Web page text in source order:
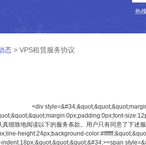
热
态 > VPS租赁服务协议
<div style=&#34;&quot;&quot;&quot;margin:0px;padding:0px;font-family:simsun;font-size:14px;line-height:24px;background-color:#ffffff;&quot;&quot;&quot;&#34;><span style=&#34;&quot;&quot;&quot;margin:0px;padding:0px;font-size:12px;&quot;&quot;&quot;&#34;> 尊敬的景安网络用户：感谢您选择郑州市景安计算机网络技术有限公司为您提供的VPS服务器 （以下统称“虚拟专用服务器”）服务。请您认真细致地阅读以下的服务条款。用户只有同意了下述服务条款才能正式进入在线虚拟专用服务器申请程序。</span></div><div style=&#34;&quot;&quot;&quot;margin:0px;padding:0px;font-family:simsun;font-size:14px;line-height:24px;background-color:#ffffff;&quot;&quot;&quot;&#34;></div><div style=&#34;&quot;&quot;&quot;margin:0px;padding:0px;font-family:simsun;font-size:14px;line-height:24px;background-color:#ffffff;text-indent:18px;&quot;&quot;&quot;&#34;><span style=&#34;&quot;&quot;&quot;margin:0px;padding:0px;font-size:12px;&quot;&quot;&quot;&#34;>本条款由景安互联网数据中心 (以下简称乙方)与向乙方申请服务的用户(以下简称甲方)签订。</span></div><div style=&#34;&quot;&quot;&quot;margin:0px;padding:0px;font-family:simsun;font-size:14px;line-height:24px;background-color:#ffffff;text-indent:18px;&quot;&quot;&quot;&#34;></div><div style=&#34;&quot;&quot;&quot;margin:0px;padding:0px;font-family:simsun;font-size:14px;line-height:24px;background-color:#ffffff;&quot;&quot;&quot;&#34;><strong style=&#34;&quot;&quot;&quot;margin:0px;padding:0px;&quot;&quot;&quot;&#34;><span style=&#34;&quot;&quot;&quot;margin:0px;padding:0px;font-size:12px;&quot;&quot;&quot;&#34;>第一条 合同项目与定义</span></strong></div><div style=&#34;&quot;&quot;&quot;margin:0px;padding:0px;font-family:simsun;font-size:14px;line-height:24px;background-color:#ffffff;&quot;&quot;&quot;&#34;> </div><div style=&#34;&quot;&quot;&quot;margin:0cm&quot;&quot;&#34;><span style=&#34;&quot;&quot;&quot;margin:0px;padding:0px;font-size:12px;&quot;&quot;&quot;&#34;>1-1<span style=&#34;&quot;&quot;&quot;margin:0px;padding:0px;font-size:9px;line-height:normal;font-family:&#39;times&quot;&quot;&#34;> &nbsp; &nbsp;</span></span><span style=&#34;&quot;&quot;&quot;margin:0px;padding:0px;font-size:12px;&quot;&quot;&quot;&#34;>服务器租赁是指将甲方租赁乙方的服务器置于乙方网络环境，从而为Internet 上的用户提供信息服务。</span></div><div style=&#34;&quot;&quot;&quot;margin:0cm&quot;&quot;&#34;></div><div style=&#34;&quot;&quot;&quot;margin:0cm&quot;&quot;&#34;><span style=&#34;&quot;&quot;&quot;margin:0px;padding:0px;font-size:12px;&quot;&quot;&quot;&#34;>1-2<span style=&#34;&quot;&quot;&quot;margin:0px;padding:0px;font-size:9px;line-height:normal;font-family:&#39;times&quot;&quot;&#34;> &nbsp; &nbsp;</span></span><span style=&#34;&quot;&quot;&quot;margin:0px;padding:0px;font-size:12px;&quot;&quot;&quot;&#34;>除非明确注明，本协议所涉及的VPS租赁以下统称“虚拟专用服务器”。</span></div><div